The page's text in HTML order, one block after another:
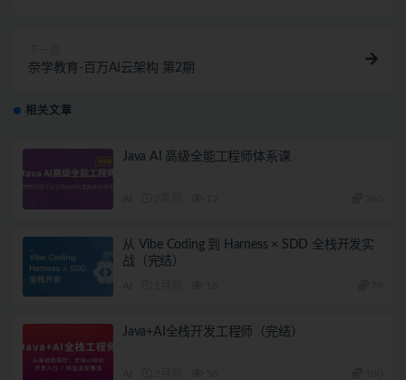
奈学教育-百万AI云架构 第2期
相关文章
Java AI 高级全能工程师体系课
从 Vibe Coding 到 Harness × SDD 全栈开发实
战（完结）
Java+AI全栈开发工程师（完结）